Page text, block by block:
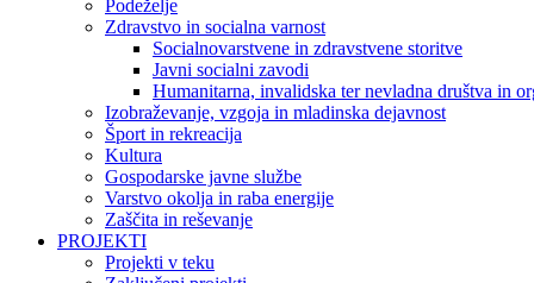
Podeželje
Zdravstvo in socialna varnost
Socialnovarstvene in zdravstvene storitve
Javni socialni zavodi
Humanitarna, invalidska ter nevladna društva in
Izobraževanje, vzgoja in mladinska dejavnost
Šport in rekreacija
Kultura
Gospodarske javne službe
Varstvo okolja in raba energije
Zaščita in reševanje
PROJEKTI
Projekti v teku